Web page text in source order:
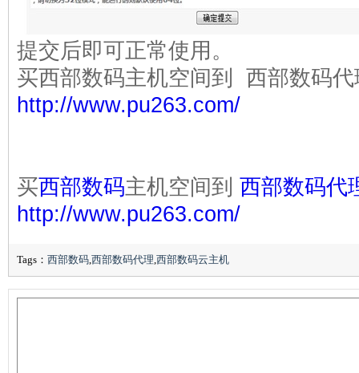
提交后即可正常使用。
买西部数码主机空间到 西部数码
http://www.pu263.com/
买西部数码主机空间到 西部数码代
http://www.pu263.com/
Tags： 西部数码,西部数码代理,西部数码云主机